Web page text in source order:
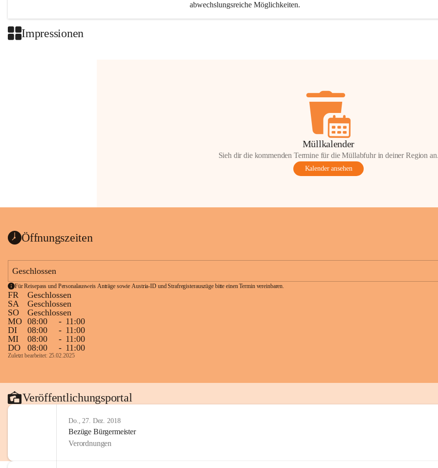
abwechslungsreiche Möglichkeiten.
Impressionen
Müllkalender
Sieh dir die kommenden Termine für die Müllabfuhr in deiner Region
Kalender ansehen
Öffnungszeiten
Geschlossen
Für Reisepass und Personalausweis Anträge sowie Austria-ID und Strafregisterauszüge bitte einen Termin vereinbaren.
FR
Geschlossen
SA
Geschlossen
SO
Geschlossen
MO 08:00 - 11:00
DI
08:00 - 11:00
MI
08:00 - 11:00
DO
08:00 - 11:00
Zuletzt bearbeitet: 25.02.2025
Veröffentlichungsportal
Do., 27. Dez. 2018
Bezüge Bürgermeister
Verordnungen